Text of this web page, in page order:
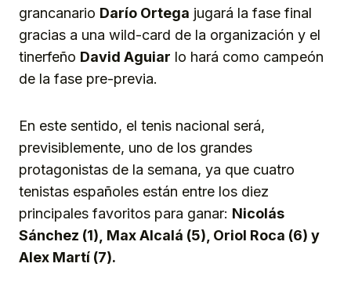
grancanario Darío Ortega jugará la fase final
gracias a una wild-card de la organización y el
tinerfeño David Aguiar lo hará como campeón
de la fase pre-previa.
En este sentido, el tenis nacional será,
previsiblemente, uno de los grandes
protagonistas de la semana, ya que cuatro
tenistas españoles están entre los diez
principales favoritos para ganar: Nicolás
Sánchez (1), Max Alcalá (5), Oriol Roca (6) y
Alex Martí (7).